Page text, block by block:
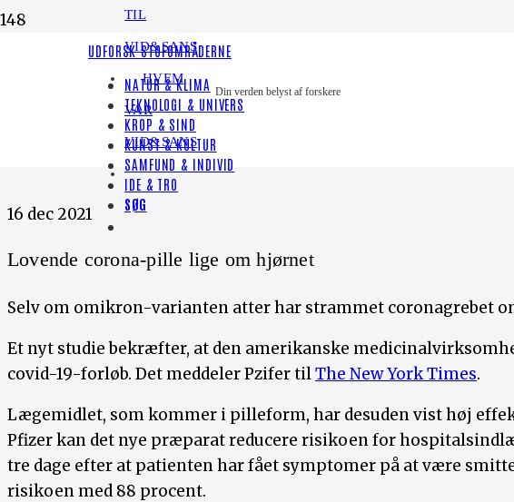
TIL
VID&SANS
HVEM
VAR
VID&SANS
Din verden belyst af forskere
UDFORSK STOFOMRÅDERNE
NATUR & KLIMA
TEKNOLOGI & UNIVERS
KROP & SIND
KUNST & KULTUR
SAMFUND & INDIVID
IDE & TRO
SØG
Nyt fra forskningen
16 dec 2021
Lovende corona-pille lige om hjørnet
Selv om omikron-varianten atter har strammet coronagrebet
Et nyt studie bekræfter, at den amerikanske
covid-19-forløb. Det meddeler Pzifer tilThe New York Times.
Lægemidlet, som kommer i pilleform, har desuden vist høj
Pfizer kan det nye præparat reducere risikoen for
tre dage efter at patienten har fået symptomer på at være
risikoen med 88 procent.